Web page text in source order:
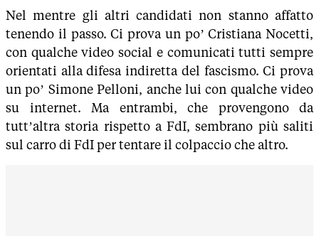
Nel mentre gli altri candidati non stanno affatto
tenendo il passo. Ci prova un po’ Cristiana Nocetti,
con qualche video social e comunicati tutti sempre
orientati alla difesa indiretta del fascismo. Ci prova
un po’ Simone Pelloni, anche lui con qualche video
su internet. Ma entrambi, che provengono da
tutt’altra storia rispetto a FdI, sembrano più saliti
sul carro di FdI per tentare il colpaccio che altro.